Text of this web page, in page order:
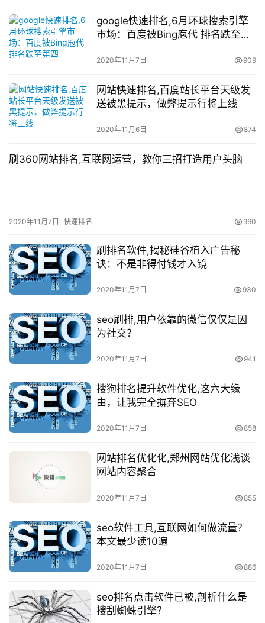
google快速排名,6月环球搜索引擎
市场：百度被Bing庖代 排名跌至第
2020年11月7日 909
网站快速排名,百度站长平台天级发
送被黑提示，做弊提示行将上线
2020年11月6日 874
刷360网站排名,互联网运营，教你三招打造用户头脑
2020年11月7日 快速排名 960
刷排名软件,揭秘硅谷植入广告秘
诀：不是非得付钱才入镜
2020年11月7日 930
seo刷排,用户依靠的微信仅仅是因
为社交？
2020年11月7日 941
搜狗排名提升软件优化,这六大缘
由，让我完全摒弃SEO
2020年11月7日 858
网站排名优化化,郑州网站优化浅谈
网站内容聚合
2020年11月7日 855
seo软件工具,互联网如何做流量？
本文最少读10遍
2020年11月7日 886
seo排名点击软件已被,剖析什么是
搜刮蜘蛛引擎？